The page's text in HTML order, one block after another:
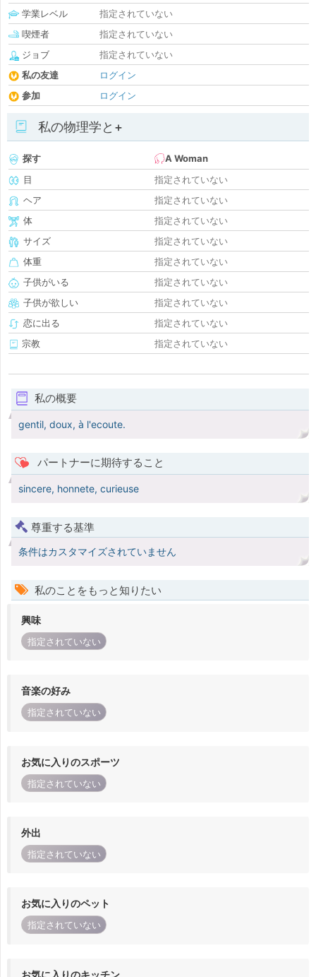
学業レベル
指定されていない
喫煙者
指定されていない
ジョブ
指定されていない
私の友達
ログイン
参加
ログイン
私の物理学と+
探す
A Woman
目
指定されていない
ヘア
指定されていない
体
指定されていない
サイズ
指定されていない
体重
指定されていない
子供がいる
指定されていない
子供が欲しい
指定されていない
恋に出る
指定されていない
宗教
指定されていない
私の概要
gentil, doux, à l'ecoute.
パートナーに期待すること
sincere, honnete, curieuse
尊重する基準
条件はカスタマイズされていません
私のことをもっと知りたい
興味
指定されていない
音楽の好み
指定されていない
お気に入りのスポーツ
指定されていない
外出
指定されていない
お気に入りのペット
指定されていない
お気に入りのキッチン